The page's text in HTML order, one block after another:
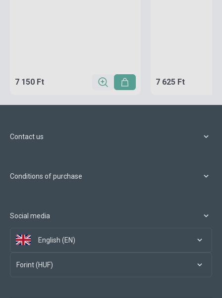
7 150 Ft 7 625 Ft
Contact us
Conditions of purchase
Social media
English (EN)
Forint (HUF)